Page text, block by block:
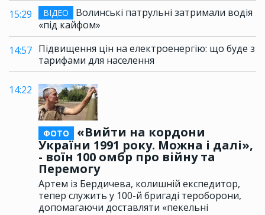
15:29
ВІДЕО
Волинські патрульні затримали водія
«під кайфом»
14:57 Підвищення цін на електроенергію: що буде з
тарифами для населення
14:22
ФОТО
«Вийти на кордони
України 1991 року. Можна і далі»,
- воїн 100 омбр про війну та
Перемогу
Артем із Бердичева, колишній експедитор,
тепер служить у 100-й бригаді тероборони,
допомагаючи доставляти «пекельні